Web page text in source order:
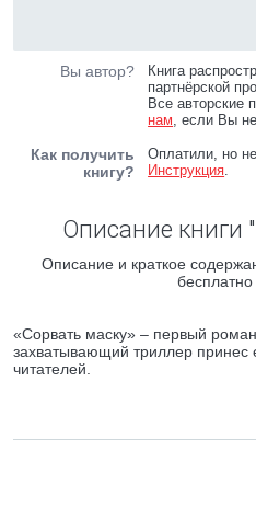
Вы автор?
Книга
партнёрской
Все авторские
нам, если Вы
Как получить
книгу?
Оплатили, но
Инструкция.
Описание книги
Описание и краткое
бесплатно
«Сорвать маску» – первый
захватывающий триллер принес
читателей.